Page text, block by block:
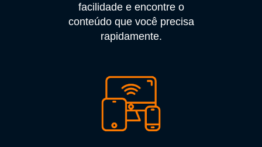
facilidade e encontre o
conteúdo que você precisa
rapidamente.